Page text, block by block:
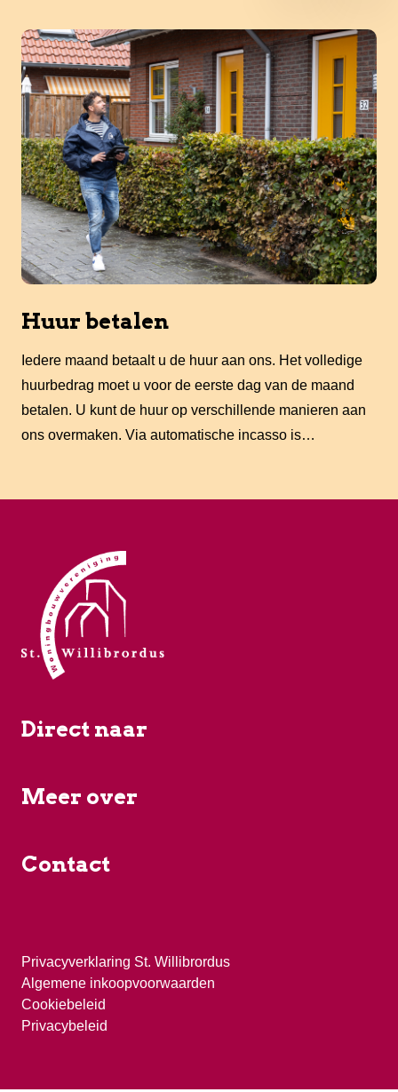
Huur betalen
Iedere maand betaalt u de huur aan ons. Het volledige
huurbedrag moet u voor de eerste dag van de maand
betalen. U kunt de huur op verschillende manieren aan
ons overmaken. Via automatische incasso is…
Direct naar
Meer over
Contact
Privacyverklaring St. Willibrordus
Algemene inkoopvoorwaarden
Cookiebeleid
Privacybeleid